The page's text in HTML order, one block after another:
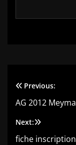
Navigation
de
l’article
Previous:
AG 2012
Next:
fiche